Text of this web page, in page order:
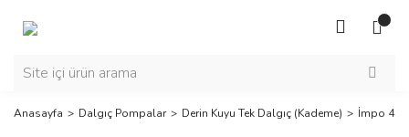
Anasayfa Dalgıç Pompalar Derin Kuyu Tek Dalgıç (Kademe) İmpo 4''